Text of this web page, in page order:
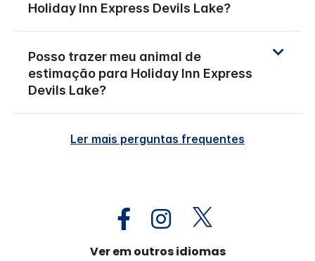
Holiday Inn Express Devils Lake?
Posso trazer meu animal de
estimação para Holiday Inn Express
Devils Lake?
Ler mais perguntas frequentes
Ver em outros idiomas